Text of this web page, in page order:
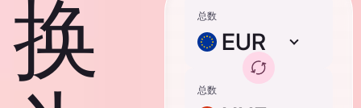
换
总数
EUR
总数